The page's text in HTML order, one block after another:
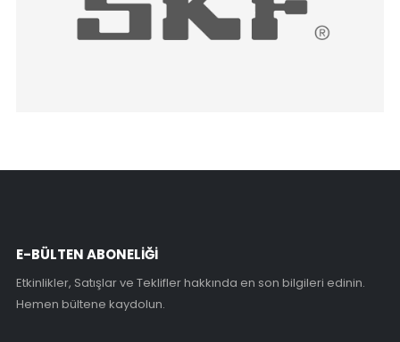
E-BÜLTEN ABONELİĞİ
Etkinlikler, Satışlar ve Teklifler hakkında en son bilgileri edinin.
Hemen bültene kaydolun.